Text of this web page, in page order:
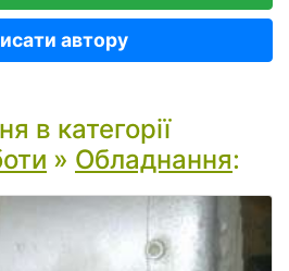
автору
в категорії
» Обладнання: